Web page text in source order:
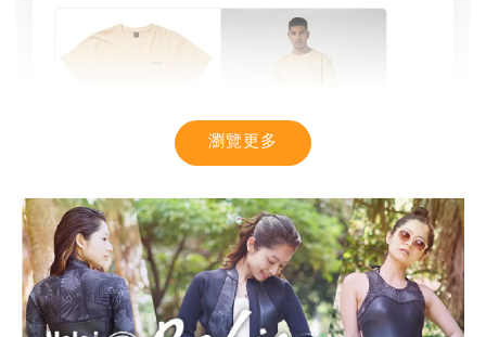
瀏覽更多